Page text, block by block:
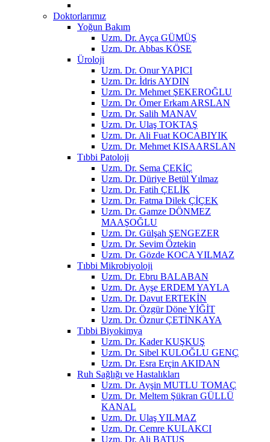
Doktorlarımız
Yoğun Bakım
Uzm. Dr. Ayça GÜMÜŞ
Uzm. Dr. Abbas KÖSE
Üroloji
Uzm. Dr. Onur YAPICI
Uzm. Dr. İdris AYDIN
Uzm. Dr. Mehmet ŞEKEROĞLU
Uzm. Dr. Ömer Erkam ARSLAN
Uzm. Dr. Salih MANAV
Uzm. Dr. Ulaş TOKTAŞ
Uzm. Dr. Ali Fuat KOCABIYIK
Uzm. Dr. Mehmet KISAARSLAN
Tıbbi Patoloji
Uzm. Dr. Sema ÇEKİÇ
Uzm. Dr. Düriye Betül Yılmaz
Uzm. Dr. Fatih ÇELİK
Uzm. Dr. Fatma Dilek ÇİÇEK
Uzm. Dr. Gamze DÖNMEZ
MAAŞOĞLU
Uzm. Dr. Gülşah ŞENGEZER
Uzm. Dr. Sevim Öztekin
Uzm. Dr. Gözde KOCA YILMAZ
Tıbbi Mikrobiyoloji
Uzm. Dr. Ebru BALABAN
Uzm. Dr. Ayşe ERDEM YAYLA
Uzm. Dr. Davut ERTEKİN
Uzm. Dr. Özgür Döne YİĞİT
Uzm. Dr. Öznur ÇETİNKAYA
Tıbbi Biyokimya
Uzm. Dr. Kader KUŞKUŞ
Uzm. Dr. Sibel KULOĞLU GENÇ
Uzm. Dr. Esra Erçin AKIDAN
Ruh Sağlığı ve Hastalıkları
Uzm. Dr. Ayşin MUTLU TOMAÇ
Uzm. Dr. Meltem Şükran GÜLLÜ
KANAL
Uzm. Dr. Ulaş YILMAZ
Uzm. Dr. Cemre KULAKCI
Uzm. Dr. Ali BATUŞ